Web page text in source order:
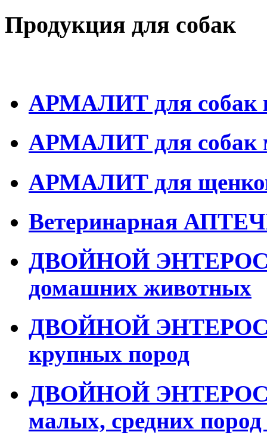
Продукция для собак
АРМАЛИТ для собак
АРМАЛИТ для собак
АРМАЛИТ для
Ветеринарная
ДВОЙНОЙ
домашних животных
ДВОЙНОЙ
крупных пород
ДВОЙНОЙ
малых, средних